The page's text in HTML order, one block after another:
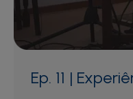
Ep. 11 |